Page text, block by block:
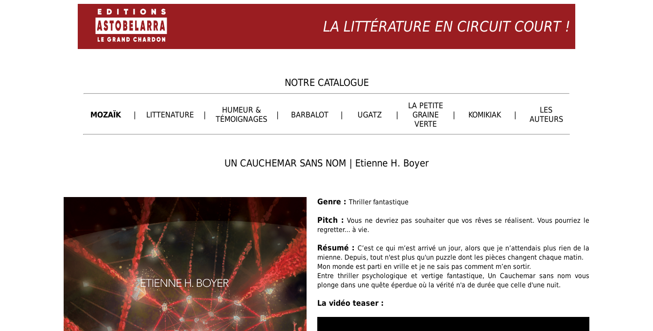
LA LITTÉRATURE EN CIRCUIT COURT !
NOTRE CATALOGUE
MOZAÏK | LITTENATURE |
HUMEUR &
TÉMOIGNAGES
| BARBALOT | UGATZ |
LA PETITE
GRAINE
VERTE
| KOMIKIAK |
LES
AUTEURS
UN CAUCHEMAR SANS NOM | Etienne H. Boyer
Genre : Thriller fantastique
Pitch : Vous ne devriez pas souhaiter que vos rêves se réalisent. Vous pourriez le
regretter... à vie.
Résumé : C’est ce qui m’est arrivé un jour, alors que je n’attendais plus rien de la
mienne. Depuis, tout n'est plus qu'un puzzle dont les pièces changent chaque matin.
Mon monde est parti en vrille et je ne sais pas comment m’en sortir.
Entre thriller psychologique et vertige fantastique, Un Cauchemar sans nom vous
plonge dans une quête éperdue où la vérité n'a de durée que celle d'une nuit.
La vidéo teaser :